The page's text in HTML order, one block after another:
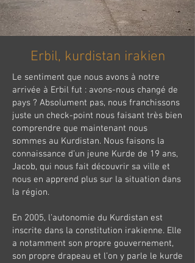
Erbil, kurdistan irakien
Le sentiment que nous avons à notre
arrivée à Erbil fut : avons-nous changé de
pays ? Absolument pas, nous franchissons
juste un check-point nous faisant très bien
comprendre que maintenant nous
sommes au Kurdistan. Nous faisons la
connaissance d’un jeune Kurde de 19 ans,
Jacob, qui nous fait découvrir sa ville et
nous en apprend plus sur la situation dans
la région.
En 2005, l’autonomie du Kurdistan est
inscrite dans la constitution irakienne. Elle
a notamment son propre gouvernement,
son propre drapeau et l’on y parle le kurde